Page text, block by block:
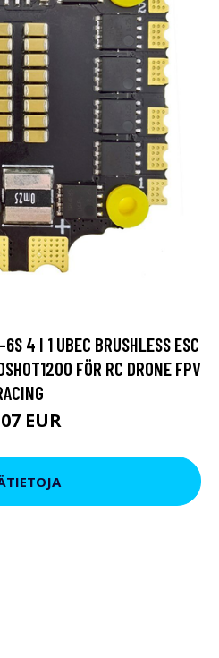
4 I 1 UBEC BRUSHLESS ESC
FÖR RC DRONE FPV
EUR